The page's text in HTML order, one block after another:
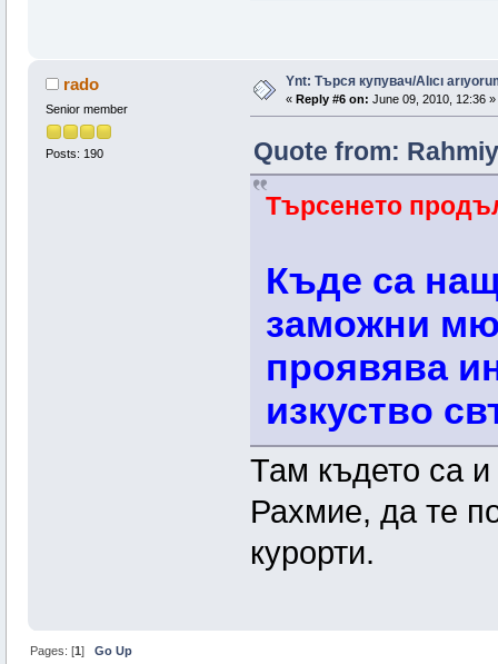
rado
Senior member
Posts: 190
Ynt: Търся купувач/Alıcı
« Reply #6 on: June 09, 2010, 12:36 »
Quote from:
Търсенето
Къде са
заможни
проявява
изкуство
Там където са
Рахмие, да те
курорти.
Pages: [1]Go Up